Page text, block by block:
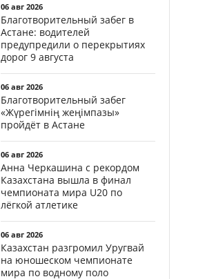
06 авг 2026
Благотворительный забег в
Астане: водителей
предупредили о перекрытиях
дорог 9 августа
06 авг 2026
Благотворительный забег
«Жүрегімнің жеңімпазы»
пройдёт в Астане
06 авг 2026
Анна Черкашина с рекордом
Казахстана вышла в финал
чемпионата мира U20 по
лёгкой атлетике
06 авг 2026
Казахстан разгромил Уругвай
на юношеском чемпионате
мира по водному поло